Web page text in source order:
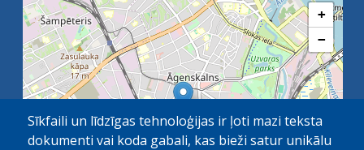
+
−
Sīkfaili un līdzīgas tehnoloģijas ir ļoti mazi teksta
dokumenti vai koda gabali, kas bieži satur unikālu